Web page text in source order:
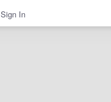
Sign In